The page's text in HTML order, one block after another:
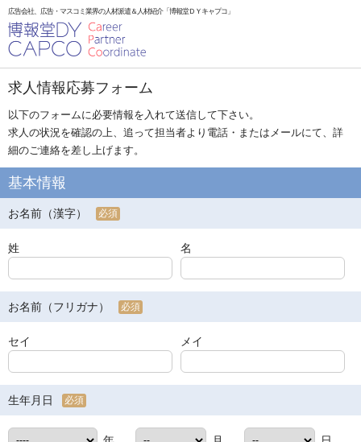
広告会社、広告・マスコミ業界の人材派遣＆人材紹介「博報堂ＤＹキャプコ」
求人情報応募フォーム
以下のフォームに必要情報を入れて送信して下さい。
求人の状況を確認の上、追って担当者より電話・またはメールにて、詳
細のご連絡を差し上げます。
基本情報
お名前（漢字） 必須
姓 名
お名前（フリガナ） 必須
セイ メイ
生年月日 必須